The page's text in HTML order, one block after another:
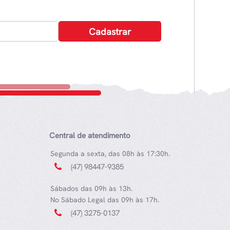
Central de atendimento
Segunda a sexta, das 08h às 17:30h.
(47) 98447-9385
Sábados das 09h às 13h.
No Sábado Legal das 09h às 17h.
(47) 3275-0137